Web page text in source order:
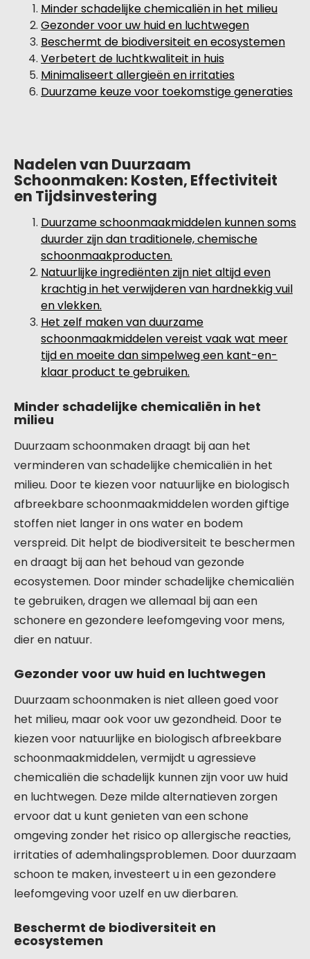
Minder schadelijke chemicaliën in het milieu
Gezonder voor uw huid en luchtwegen
Beschermt de biodiversiteit en ecosystemen
Verbetert de luchtkwaliteit in huis
Minimaliseert allergieën en irritaties
Duurzame keuze voor toekomstige generaties
Nadelen van Duurzaam
Schoonmaken: Kosten, Effectiviteit
en Tijdsinvestering
Duurzame schoonmaakmiddelen kunnen soms
duurder zijn dan traditionele, chemische
schoonmaakproducten.
Natuurlijke ingrediënten zijn niet altijd even
krachtig in het verwijderen van hardnekkig vuil
en vlekken.
Het zelf maken van duurzame
schoonmaakmiddelen vereist vaak wat meer
tijd en moeite dan simpelweg een kant-en-
klaar product te gebruiken.
Minder schadelijke chemicaliën in het
milieu
Duurzaam schoonmaken draagt bij aan het
verminderen van schadelijke chemicaliën in het
milieu. Door te kiezen voor natuurlijke en biologisch
afbreekbare schoonmaakmiddelen worden giftige
stoffen niet langer in ons water en bodem
verspreid. Dit helpt de biodiversiteit te beschermen
en draagt bij aan het behoud van gezonde
ecosystemen. Door minder schadelijke chemicaliën
te gebruiken, dragen we allemaal bij aan een
schonere en gezondere leefomgeving voor mens,
dier en natuur.
Gezonder voor uw huid en luchtwegen
Duurzaam schoonmaken is niet alleen goed voor
het milieu, maar ook voor uw gezondheid. Door te
kiezen voor natuurlijke en biologisch afbreekbare
schoonmaakmiddelen, vermijdt u agressieve
chemicaliën die schadelijk kunnen zijn voor uw huid
en luchtwegen. Deze milde alternatieven zorgen
ervoor dat u kunt genieten van een schone
omgeving zonder het risico op allergische reacties,
irritaties of ademhalingsproblemen. Door duurzaam
schoon te maken, investeert u in een gezondere
leefomgeving voor uzelf en uw dierbaren.
Beschermt de biodiversiteit en
ecosystemen